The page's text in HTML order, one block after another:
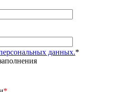
данных.*